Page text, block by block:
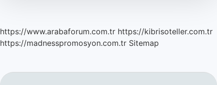
https://www.arabaforum.com.tr https://kibrisoteller.com.tr
https://madnesspromosyon.com.tr Sitemap